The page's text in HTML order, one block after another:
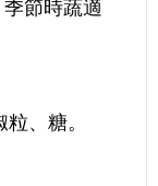
節時蔬適
、糖。